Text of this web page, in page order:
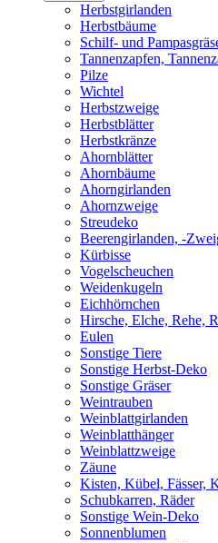
Herbstgirlanden
Herbstbäume
Schilf- und
Tannenzapfen,
Pilze
Wichtel
Herbstzweige
Herbstblätter
Herbstkränze
Ahornblätter
Ahornbäume
Ahorngirlanden
Ahornzweige
Streudeko
Beerengirlanden, -
Kürbisse
Vogelscheuchen
Weidenkugeln
Eichhörnchen
Hirsche, Elche, Rehe,
Eulen
Sonstige Tiere
Sonstige Herbst-Deko
Sonstige Gräser
Weintrauben
Weinblattgirlanden
Weinblatthänger
Weinblattzweige
Zäune
Kisten, Kübel, Fässer,
Schubkarren, Räder
Sonstige Wein-Deko
Sonnenblumen